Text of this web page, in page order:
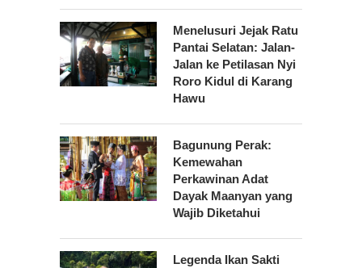
Menelusuri Jejak Ratu
Pantai Selatan: Jalan-
Jalan ke Petilasan Nyi
Roro Kidul di Karang
Hawu
Bagunung Perak:
Kemewahan
Perkawinan Adat
Dayak Maanyan yang
Wajib Diketahui
Legenda Ikan Sakti